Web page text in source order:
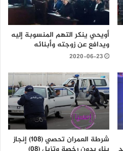
أويحي ينكر التهم المنسوبة إليه
ويدافع عن زوجته وأبنائه
2020-06-23
شرطة العمران تحصي (108) إنجاز